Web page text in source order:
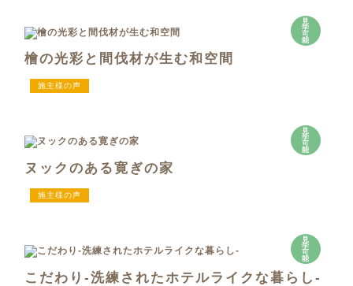
見
学
可
能
檜の光彩と間伐材が生む和空間
施主様の声
見
学
可
能
ヌックのある寛ぎの家
施主様の声
見
学
可
能
こだわり-洗練されたホテルライクな暮らし-